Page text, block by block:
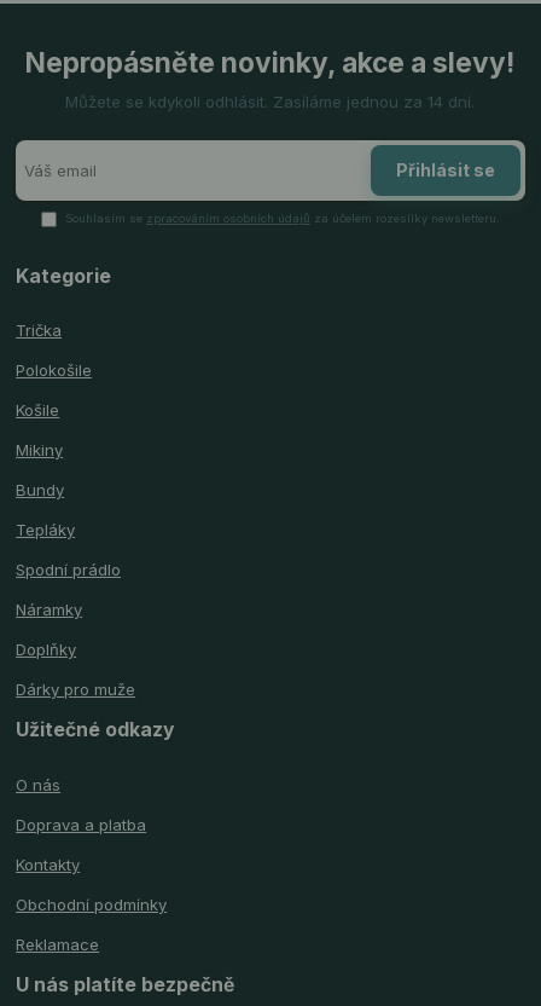
Nepropásněte novinky, akce a slevy!
Můžete se kdykoli odhlásit. Zasíláme jednou za 14 dní.
Přihlásit se
Souhlasím se zpracováním osobních údajů za účelem rozesílky newsletteru.
Kategorie
Trička
Polokošile
Košile
Mikiny
Bundy
Tepláky
Spodní prádlo
Náramky
Doplňky
Dárky pro muže
Užitečné odkazy
O nás
Doprava a platba
Kontakty
Obchodní podmínky
Reklamace
U nás platíte bezpečně